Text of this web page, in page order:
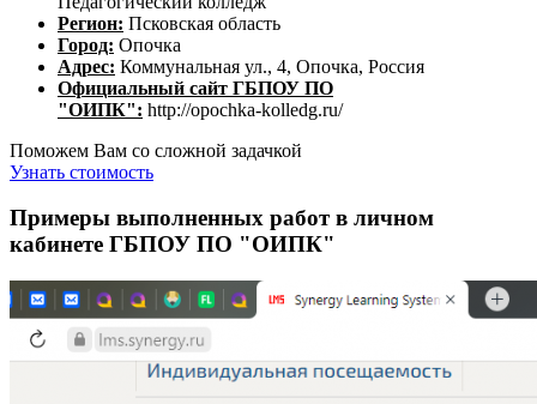
Регион: Псковская область
Город: Опочка
Адрес: Коммунальная ул., 4, Опочка, Россия
Официальный сайт ГБПОУ ПО
"ОИПК": http://opochka-kolledg.ru/
Поможем Вам со сложной задачкой
Узнать стоимость
Примеры выполненных работ в личном
кабинете ГБПОУ ПО "ОИПК"